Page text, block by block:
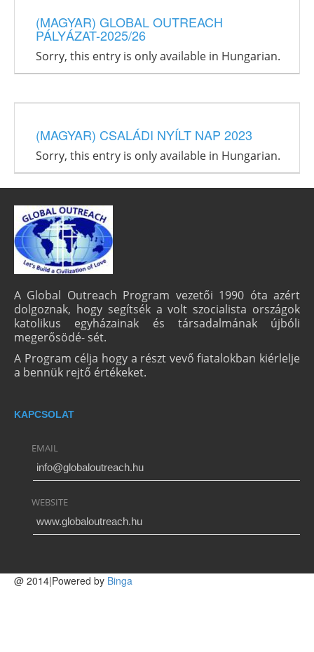
(MAGYAR) GLOBAL OUTREACH
PÁLYÁZAT-2025/26
Sorry, this entry is only available in Hungarian.
(MAGYAR) CSALÁDI NYÍLT NAP 2023
Sorry, this entry is only available in Hungarian.
A Global Outreach Program vezetői 1990 óta azért
dolgoznak, hogy segítsék a volt szocialista országok
katolikus egyházainak és társadalmának újbóli
megerősödé- sét.
A Program célja hogy a részt vevő fiatalokban kiérlelje
a bennük rejtő értékeket.
KAPCSOLAT
EMAIL
info@globaloutreach.hu
WEBSITE
www.globaloutreach.hu
@ 2014|Powered by Binga